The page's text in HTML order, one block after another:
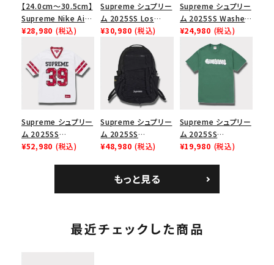
【24.0cm～30.5cm】
Supreme Nike Air
Force 1 Low シュプ
ース１スニーカー シ
ューズ ホワイト
¥28,980 (税込)
Supreme シュプリー
ム 2025SS Los
Angeles Fire Relief
Box Logo Tee ファ
イヤーリリーフボック
スロゴTシャツ ホワ
イト 白
¥30,980 (税込)
Supreme シュプリー
ム 2025SS Washed
Chino Twill Camp
Cap ウォッシュチノツ
イルキャンプキャップ
ブラック 黒
¥24,980 (税込)
Supreme シュプリー
ム 2025SS
Bandana Football
¥52,980 (税込)
Supreme シュプリー
ム 2025SS
Backpack バックパッ
¥48,980 (税込)
Supreme シュプリー
ム 2025SS
Homerun Tee ホー
¥19,980 (税込)
もっと見る
最近チェックした商品